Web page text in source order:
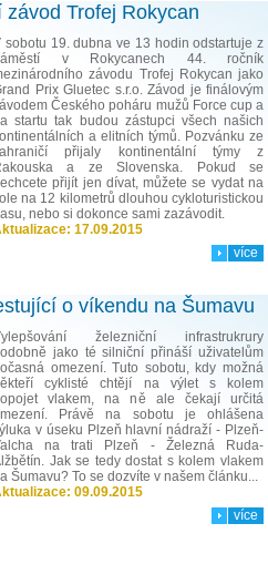
Trofej Rokycan
sobotu 19. dubna ve 13 hodin odstartuje z
v Rokycanech 44. ročník
závodu Trofej Rokycan jako
Prix Gluetec s.r.o. Závod je finálovým
Českého poháru mužů Force cup a
startu tak budou zástupci všech našich
a elitních týmů. Pozvánku ze
přijaly kontinentální týmy z
a ze Slovenska. Pokud se
přijít jen dívat, můžete se vydat na
na 12 kilometrů dlouhou cykloturistickou
nebo si dokonce sami zazávodit.
17.09.2015
více
o víkendu na Šumavu
železniční infrastrukrury
jako té silniční přináší uživatelům
omezení. Tuto sobotu, kdy možná
cyklisté chtějí na výlet s kolem
vlakem, na ně ale čekají určitá
Právě na sobotu je ohlášena
v úseku Plzeň hlavní nádraží - Plzeň-
na trati Plzeň - Železná Ruda-
Jak se tedy dostat s kolem vlakem
Šumavu? To se dozvíte v našem článku...
09.09.2015
více